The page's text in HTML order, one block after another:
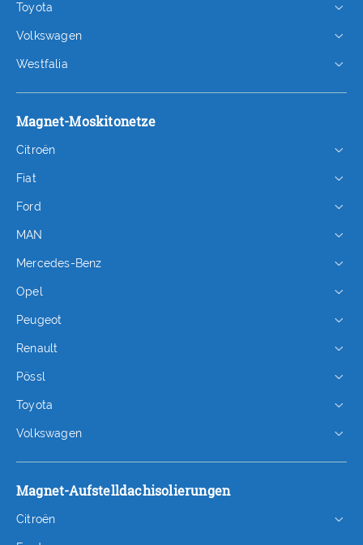
Toyota
Volkswagen
Westfalia
Magnet-Moskitonetze
Citroën
Fiat
Ford
MAN
Mercedes-Benz
Opel
Peugeot
Renault
Pössl
Toyota
Volkswagen
Magnet-Aufstelldachisolierungen
Citroën